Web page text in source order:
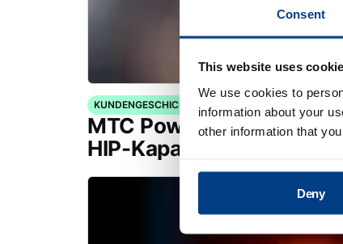
Consent
This website uses
We use cookies to
information about your
other information that
Deny
KUNDENGESCHICHTEN
MTC Powder Solutions
HIP-Kapazitäten mit dem